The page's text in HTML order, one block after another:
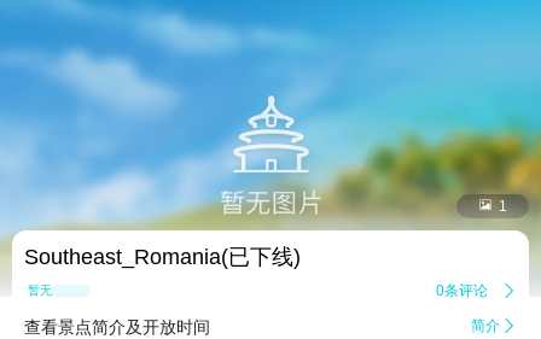
 1
Southeast_Romania(已下线)
暂无点评 0条评论 
查看景点简介及开放时间 简介 